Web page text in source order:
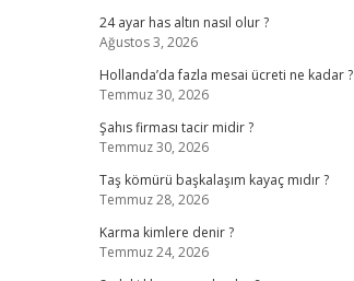
24 ayar has altın nasıl olur ?
Ağustos 3, 2026
Hollanda’da fazla mesai ücreti ne kadar ?
Temmuz 30, 2026
Şahıs firması tacir midir ?
Temmuz 30, 2026
Taş kömürü başkalaşım kayaç mıdır ?
Temmuz 28, 2026
Karma kimlere denir ?
Temmuz 24, 2026